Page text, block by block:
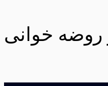
روضه خوانی